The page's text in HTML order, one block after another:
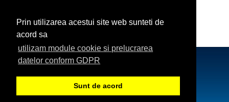
Prin utilizarea acestui site web sunteti de
acord sa
utilizam module cookie si prelucrarea
datelor conform GDPR
Sunt de acord